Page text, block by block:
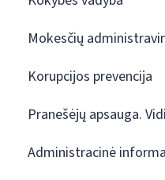
Mokesčių
Korupcijos prevencija
Pranešėjų apsauga.
Administracinė